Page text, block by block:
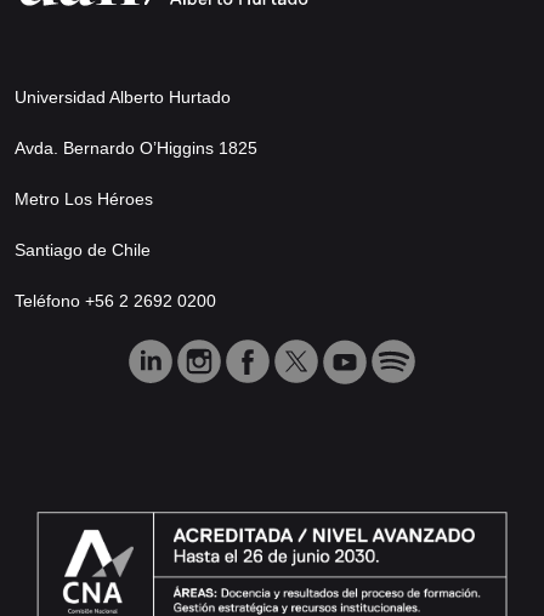
Universidad Alberto Hurtado
Avda. Bernardo O’Higgins 1825
Metro Los Héroes
Santiago de Chile
Teléfono +56 2 2692 0200